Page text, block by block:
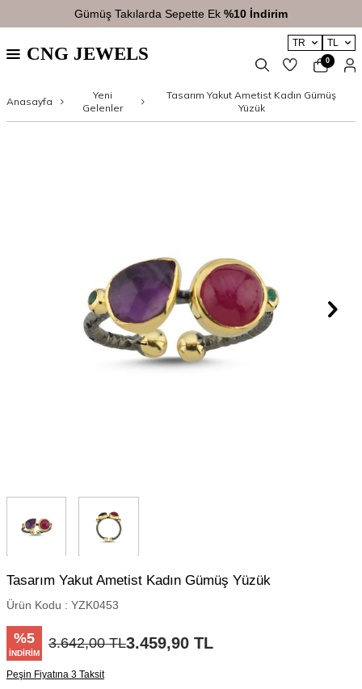
Gümüş Takılarda Sepette Ek%10 İndirim
TR TL
CNG JEWELS 0
Anasayfa
Yeni
Gelenler
Tasarım Yakut Ametist Kadın Gümüş
Yüzük
Tasarım Yakut Ametist Kadın Gümüş Yüzük
Ürün Kodu : YZK0453
%5
İNDIRIM
3.642,00TL3.459,90 TL
Peşin Fiyatına 3 Taksit